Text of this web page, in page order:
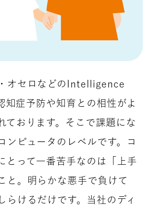
オセロなどのIntelligence
知症予防や知育との相性がよ
ております。そこで課題にな
ンピュータのレベルです。コ
とって一番苦手なのは「上手
と。明らかな悪手で負けて
らけるだけです。当社のディ